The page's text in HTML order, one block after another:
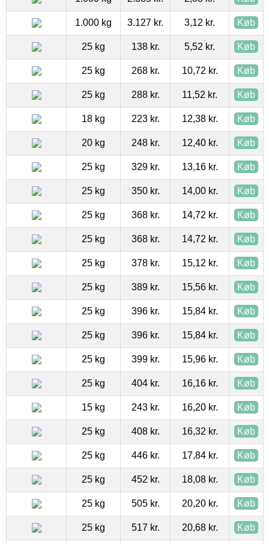
1.000 kg 3.127 kr. 3,12 kr. Køb
25 kg 138 kr. 5,52 kr. Køb
25 kg 268 kr. 10,72 kr. Køb
25 kg 288 kr. 11,52 kr. Køb
18 kg 223 kr. 12,38 kr. Køb
20 kg 248 kr. 12,40 kr. Køb
25 kg 329 kr. 13,16 kr. Køb
25 kg 350 kr. 14,00 kr. Køb
25 kg 368 kr. 14,72 kr. Køb
25 kg 368 kr. 14,72 kr. Køb
25 kg 378 kr. 15,12 kr. Køb
25 kg 389 kr. 15,56 kr. Køb
25 kg 396 kr. 15,84 kr. Køb
25 kg 396 kr. 15,84 kr. Køb
25 kg 399 kr. 15,96 kr. Køb
25 kg 404 kr. 16,16 kr. Køb
15 kg 243 kr. 16,20 kr. Køb
25 kg 408 kr. 16,32 kr. Køb
25 kg 446 kr. 17,84 kr. Køb
25 kg 452 kr. 18,08 kr. Køb
25 kg 505 kr. 20,20 kr. Køb
25 kg 517 kr. 20,68 kr. Køb